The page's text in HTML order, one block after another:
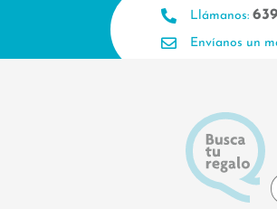
Llámanos:
Envíanos un